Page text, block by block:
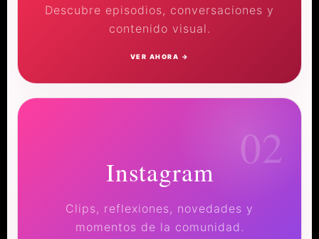
Descubre episodios, conversaciones y
contenido visual.
VER AHORA →
02
Instagram
Clips, reflexiones, novedades y
momentos de la comunidad.